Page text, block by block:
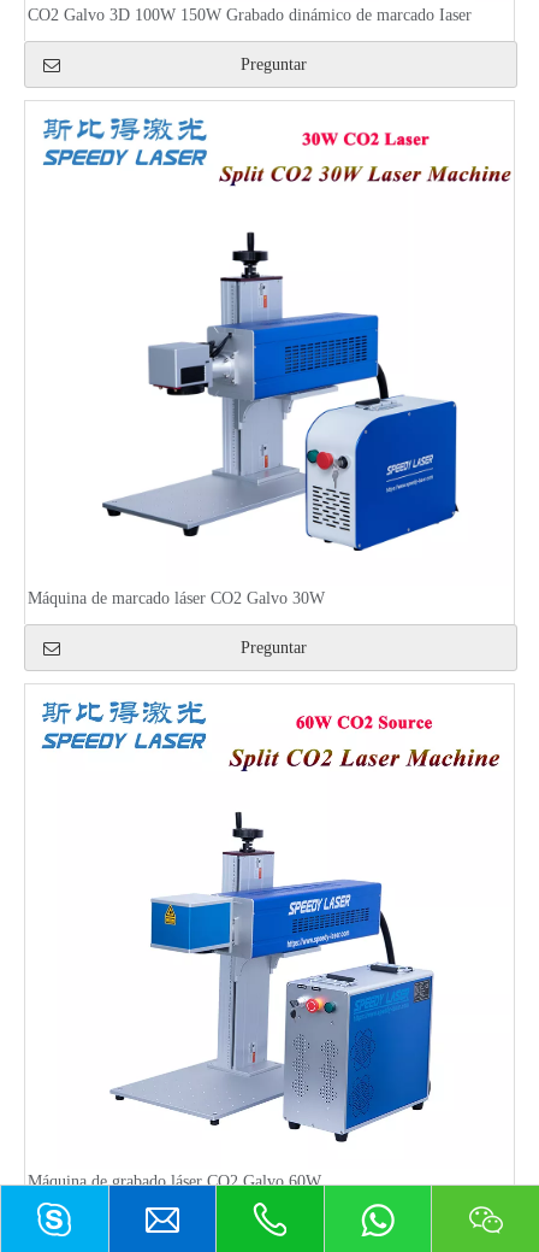
CO2 Galvo 3D 100W 150W Grabado dinámico de marcado Iaser
Preguntar
Máquina de marcado láser CO2 Galvo 30W
Preguntar
Máquina de grabado láser CO2 Galvo 60W
Preguntar